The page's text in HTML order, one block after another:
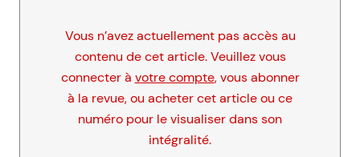
Vous n’avez actuellement pas accès au
contenu de cet article. Veuillez vous
connecter à votre compte, vous abonner
à la revue, ou acheter cet article ou ce
numéro pour le visualiser dans son
intégralité.